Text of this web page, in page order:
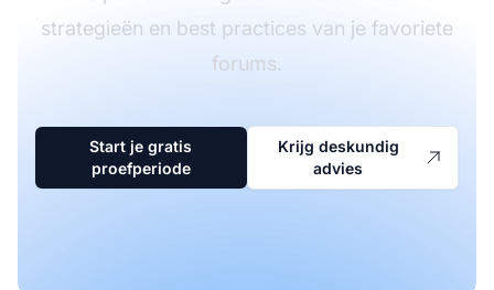
strategieën en best practices van je favoriete
forums.
Start je gratis
proefperiode
Krijg deskundig
advies